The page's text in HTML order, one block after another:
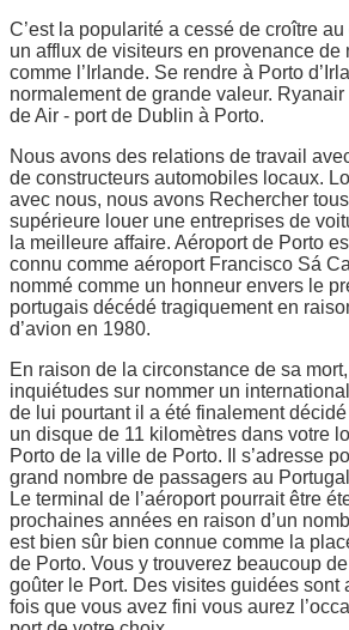
C’est la popularité a cessé de croître
un afflux de visiteurs en provenance de
comme l’Irlande. Se rendre à Porto
normalement de grande valeur.
de Air - port de Dublin à Porto.
Nous avons des relations de travail
de constructeurs automobiles locaux.
avec nous, nous avons Rechercher
supérieure louer une entreprises de
la meilleure affaire. Aéroport de Porto
connu comme aéroport Francisco Sá
nommé comme un honneur envers le
portugais décédé tragiquement en
d’avion en 1980.
En raison de la circonstance de sa
inquiétudes sur nommer un
de lui pourtant il a été finalement décidé
un disque de 11 kilomètres dans votre
Porto de la ville de Porto. Il s’adresse
grand nombre de passagers au
Le terminal de l’aéroport pourrait être
prochaines années en raison d’un
est bien sûr bien connue comme la
de Porto. Vous y trouverez beaucoup
goûter le Port. Des visites guidées sont
fois que vous avez fini vous aurez